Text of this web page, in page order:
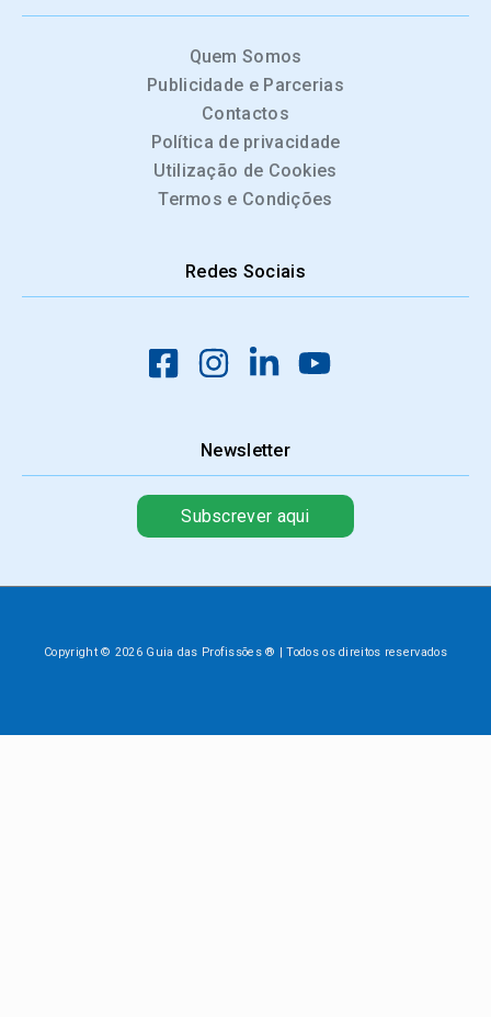
Quem Somos
Publicidade e Parcerias
Contactos
Política de privacidade
Utilização de Cookies
Termos e Condições
Redes Sociais
Newsletter
Subscrever aqui
Copyright © 2026 Guia das Profissões ® | Todos os direitos reservados